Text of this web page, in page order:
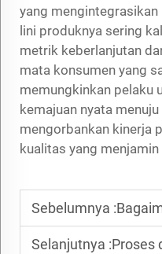
yang
lini produknya sering
metrik keberlanjutan
mata konsumen yang
memungkinkan pelaku
kemajuan nyata
mengorbankan kinerja
kualitas yang
Sebelumnya :Bagaimana
Selanjutnya :Proses daur ulang